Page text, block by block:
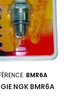
BMR6A
NGK BMR6A